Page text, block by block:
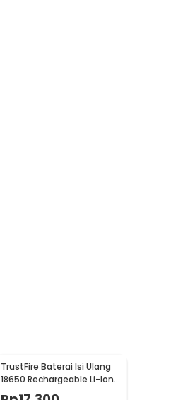
TrustFire Baterai Isi Ulang
18650 Rechargeable Li-Ion
3.7V 6000mAh 1PC -